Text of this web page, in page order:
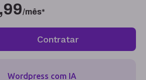
/mês*
Contratar
Wordpress com IA